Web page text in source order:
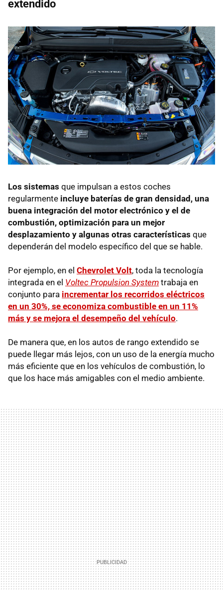
extendido
Los sistemas que impulsan a estos coches
regularmente incluye baterías de gran densidad, una
buena integración del motor electrónico y el de
combustión, optimización para un mejor
desplazamiento y algunas otras características que
dependerán del modelo específico del que se hable.
Por ejemplo, en el Chevrolet Volt, toda la tecnología
integrada en el Voltec Propulsion System trabaja en
conjunto para incrementar los recorridos eléctricos
en un 30%, se economiza combustible en un 11%
más y se mejora el desempeño del vehículo.
De manera que, en los autos de rango extendido se
puede llegar más lejos, con un uso de la energía mucho
más eficiente que en los vehículos de combustión, lo
que los hace más amigables con el medio ambiente.